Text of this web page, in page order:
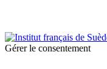
Gérer le consentement